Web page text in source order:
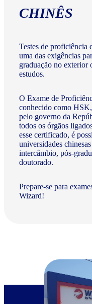
CHINÊS
Testes de proficiência
uma das exigências
graduação no exterior
estudos.
O Exame de
conhecido como
pelo governo da
todos os órgãos
esse certificado, é
universidades
intercâmbio, pós-
doutorado.
Prepare-se para
Wizard!